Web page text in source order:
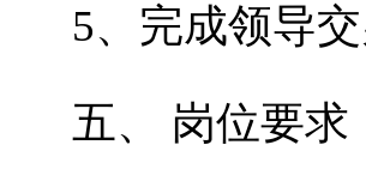
5、完成领导交
五、 岗位要求